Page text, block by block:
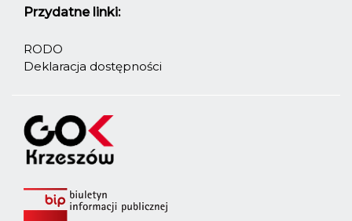
Przydatne linki:
RODO
Deklaracja dostępności